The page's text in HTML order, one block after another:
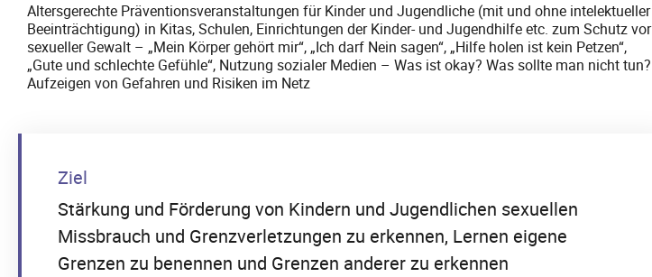
Altersgerechte Präventionsveranstaltungen für Kinder und Jugendliche (mit und ohne intelektueller
Beeinträchtigung) in Kitas, Schulen, Einrichtungen der Kinder- und Jugendhilfe etc. zum Schutz vor
sexueller Gewalt – „Mein Körper gehört mir“, „Ich darf Nein sagen“, „Hilfe holen ist kein Petzen“,
„Gute und schlechte Gefühle“, Nutzung sozialer Medien – Was ist okay? Was sollte man nicht tun?
Aufzeigen von Gefahren und Risiken im Netz
Ziel
Stärkung und Förderung von Kindern und Jugendlichen sexuellen
Missbrauch und Grenzverletzungen zu erkennen, Lernen eigene
Grenzen zu benennen und Grenzen anderer zu erkennen